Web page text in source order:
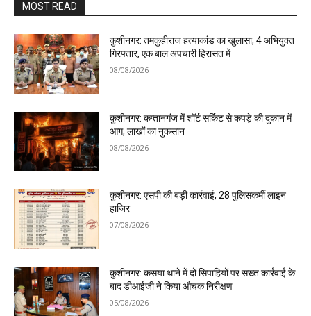
MOST READ
कुशीनगर: तमकुहीराज हत्याकांड का खुलासा, 4 अभियुक्त
गिरफ्तार, एक बाल अपचारी हिरासत में
08/08/2026
कुशीनगर: कप्तानगंज में शॉर्ट सर्किट से कपड़े की दुकान में
आग, लाखों का नुकसान
08/08/2026
कुशीनगर: एसपी की बड़ी कार्रवाई, 28 पुलिसकर्मी लाइन
हाजिर
07/08/2026
कुशीनगर: कसया थाने में दो सिपाहियों पर सख्त कार्रवाई के
बाद डीआईजी ने किया औचक निरीक्षण
05/08/2026